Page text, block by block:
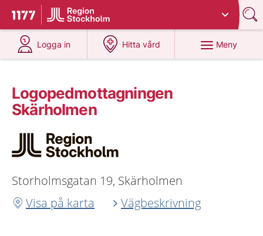
Till startsidan för 1177
Du har valt region
Logga in
på 1177.se
Hitta vård
på 1177.se
Meny
Logopedmottagningen
Skärholmen
Storholmsgatan 19, Skärholmen
Visa på karta
Vägbeskrivning